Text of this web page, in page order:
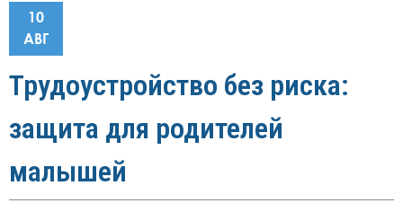
10
АВГ
Трудоустройство без риска:
защита для родителей
малышей